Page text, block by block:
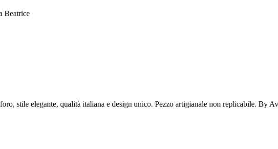
Beatrice
stile elegante, qualità italiana e design unico. Pezzo artigianale non replicabile. By